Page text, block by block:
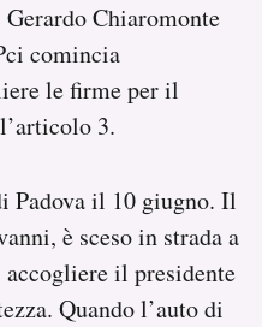
Chiaromonte
comincia
le firme per il
3.
Padova il 10 giugno. Il
è sceso in strada a
il presidente
Quando l’auto di